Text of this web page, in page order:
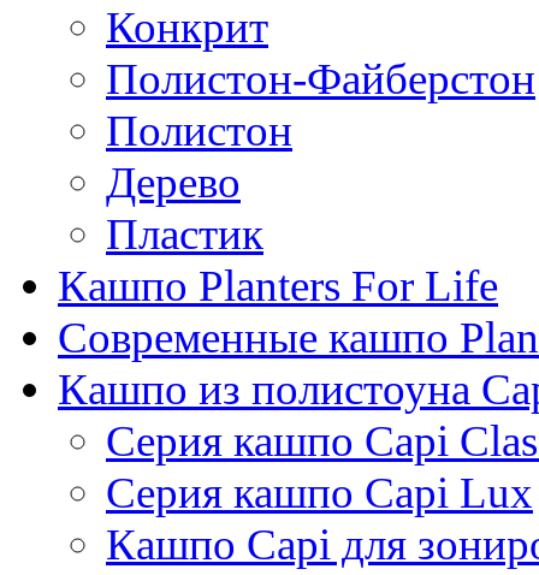
Конкрит
Полистон-Файберстон
Полистон
Дерево
Пластик
Кашпо Planters For Life
Современные кашпо
Кашпо из полистоуна
Серия кашпо Capi
Серия кашпо Capi Lux
Кашпо Capi для